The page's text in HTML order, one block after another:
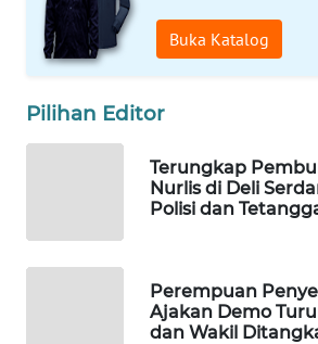
Buka Katalog
Pilihan Editor
Terungkap
Nurlis di Deli
Polisi dan
Perempuan
Ajakan Demo
dan Wakil
WAHANANEWS
ID